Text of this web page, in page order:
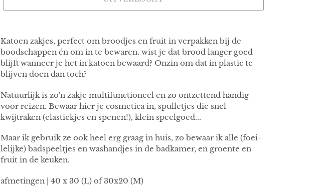
toegevoegen
aan
je
winkelwagen
Katoen zakjes, perfect om broodjes en fruit in verpakken bij de
boodschappen én om in te bewaren. wist je dat brood langer goed
blijft wanneer je het in katoen bewaard? Onzin om dat in plastic te
blijven doen dan toch?
Natuurlijk is zo'n zakje multifunctioneel en zo ontzettend handig
voor reizen. Bewaar hier je cosmetica in, spulletjes die snel
kwijtraken (elastiekjes en spenen!), klein speelgoed...
Maar ik gebruik ze ook heel erg graag in huis, zo bewaar ik alle (foei-
lelijke) badspeeltjes en washandjes in de badkamer, en groente en
fruit in de keuken.
afmetingen | 40 x 30 (L) of 30x20 (M)